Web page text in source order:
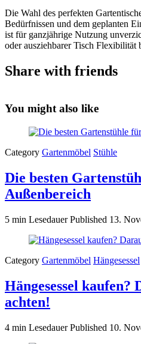
Die Wahl des perfekten
Bedürfnissen und dem geplanten
ist für ganzjährige Nutzung
oder ausziehbarer Tisch Flexibilität
Share with friends
You might also like
Category Gartenmöbel Stühle
Die besten
Außenbereich
5 min LesedauerPublished 13.
Category Gartenmöbel Hängesessel
Hängesessel kaufen?
achten!
4 min LesedauerPublished 10.